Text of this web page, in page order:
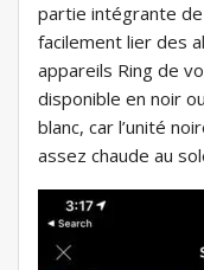
partie intégrante de
facilement lier des
appareils Ring de
disponible en noir
blanc, car l’unité
assez chaude au